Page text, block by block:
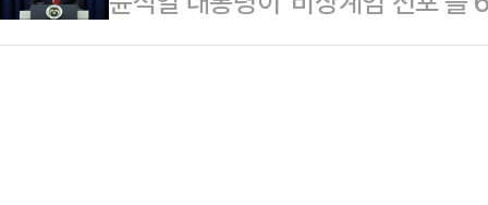
관련하여 법적·정치적 책임 문제를
여 앞으로의 정…
대통령실을 비공개로 찾은 한덕수
휘몰아 치고 있다. 비상계엄 해제